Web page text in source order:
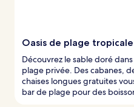
Oasis de plage tropicale
Découvrez le sable doré
plage privée. Des cabanes,
chaises longues gratuites
bar de plage pour des